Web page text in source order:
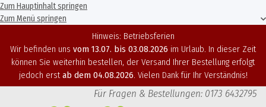
Zum Hauptinhalt springen
Zum Menü springen
Hinweis: Betriebsferien
Wir befinden uns vom 13.07. bis 03.08.2026 im Urlaub. In dieser Zeit
können Sie weiterhin bestellen, der Versand Ihrer Bestellung erfolgt
jedoch erstab dem 04.08.2026. Vielen Dank für Ihr Verständnis!
Für Fragen & Bestellungen: 0173 6432795